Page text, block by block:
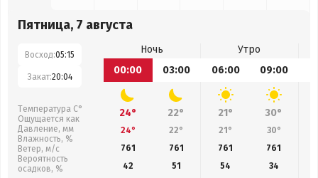
Пятница, 7 августа
Восход:05:15
Закат:20:04
Температура С°
Ощущается как
Давление, мм
Влажность, %
Ветер, м/с
Вероятность
осадков, %
Ночь
Утро
00:00
03:00 06:00 09:00
24° 22° 21° 30°
24° 22° 21° 30°
761
761 761 761
42
51 54 34